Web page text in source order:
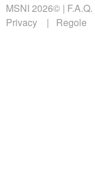
MSNI 2026© F.A.Q.
Privacy
Regole